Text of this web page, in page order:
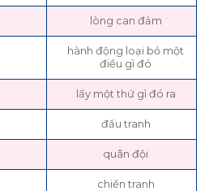
lòng can đảm
hành động loại bỏ một
điều gì đó
lấy một thứ gì đó ra
đấu tranh
quân đội
chiến tranh